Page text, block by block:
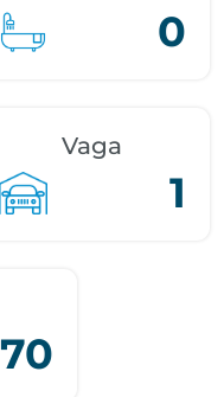
0
Vaga
1
70